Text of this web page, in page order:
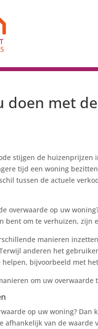
doen met
stijgen de
tijd een woning
tussen de actuele
overwaarde op uw
bent om te verhuizen,
manieren
anderen het
bijvoorbeeld met
om uw
op uw woning?
afhankelijk van de waarde